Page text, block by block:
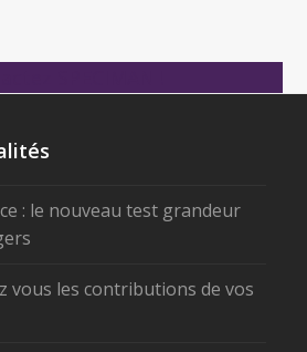
: le nouveau test grandeur
vous les contributions de vos